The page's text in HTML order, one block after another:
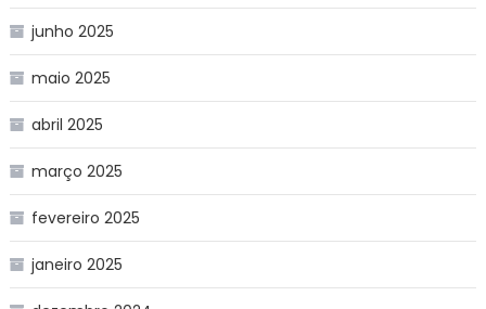
junho 2025
maio 2025
abril 2025
março 2025
fevereiro 2025
janeiro 2025